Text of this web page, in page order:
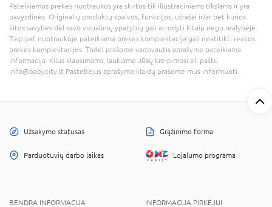
Pateikiamos prekės nuotraukos yra skirtos tik iliustraciniams tikslams ir yra
pavyzdinės. Originalių produktų spalvos, funkcijos, užrašai ir/ar bet kurios
kitos savybės dėl savo vizualinių ypatybių gali atrodyti kitaip negu realybėje.
Taip pat nuotraukoje pateikiama prekės komplektacija gali neatitikti realios
prekės komplektacijos. Todėl prašome vadovautis aprašyme pateikiama
informacija. Kilus klausimams, laukiame Jūsų kreipimosi el. paštu
info@babycity.lt Pastebėjus aprašymo klaidų prašome mus informuoti.
Užsakymo statusas Grąžinimo forma
Parduotuvių darbo laikas Lojalumo programa
BENDRA INFORMACIJA
INFORMACIJA PIRKĖJUI